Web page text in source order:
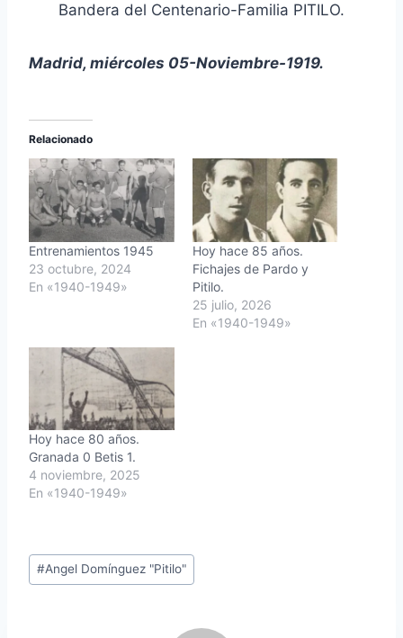
Bandera del Centenario-Familia PITILO.
Madrid, miércoles 05-Noviembre-1919.
Relacionado
Entrenamientos 1945
23 octubre, 2024
En «1940-1949»
Hoy hace 85 años.
Fichajes de Pardo y
Pitilo.
25 julio, 2026
En «1940-1949»
Hoy hace 80 años.
Granada 0 Betis 1.
4 noviembre, 2025
En «1940-1949»
Etiquetas
de
#Angel Domínguez "Pitilo"